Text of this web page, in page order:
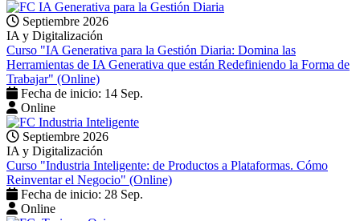
Septiembre 2026
IA y Digitalización
Curso "IA Generativa para la Gestión Diaria: Domina las
Herramientas de IA Generativa que están Redefiniendo la Forma de
Trabajar" (Online)
Fecha de inicio: 14 Sep.
Online
Septiembre 2026
IA y Digitalización
Curso "Industria Inteligente: de Productos a Plataformas. Cómo
Reinventar el Negocio" (Online)
Fecha de inicio: 28 Sep.
Online